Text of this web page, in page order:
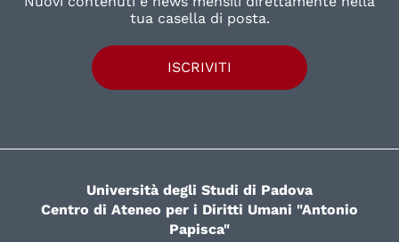
tua casella di posta.
ISCRIVITI
Università degli Studi di Padova
Centro di Ateneo per i Diritti Umani "Antonio
Papisca"